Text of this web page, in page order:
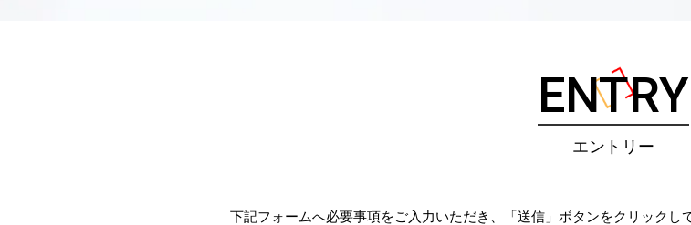
ENTRY
エントリー
下記フォームへ必要事項をご入力いただき、「送信」ボタンをクリックし